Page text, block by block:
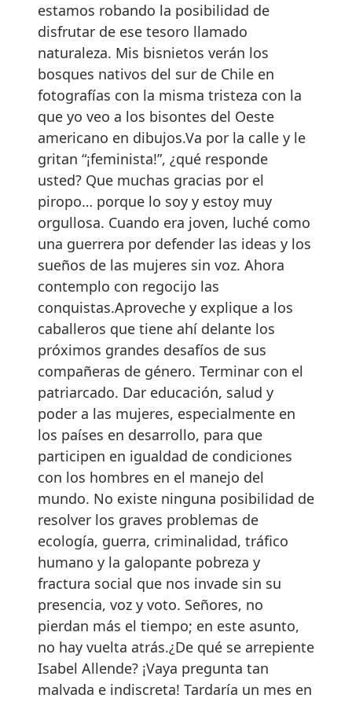
estamos robando la posibilidad de
disfrutar de ese tesoro llamado
naturaleza. Mis bisnietos verán los
bosques nativos del sur de Chile en
fotografías con la misma tristeza con la
que yo veo a los bisontes del Oeste
americano en dibujos.Va por la calle y le
gritan “¡feminista!”, ¿qué responde
usted? Que muchas gracias por el
piropo… porque lo soy y estoy muy
orgullosa. Cuando era joven, luché como
una guerrera por defender las ideas y los
sueños de las mujeres sin voz. Ahora
contemplo con regocijo las
conquistas.Aproveche y explique a los
caballeros que tiene ahí delante los
próximos grandes desafíos de sus
compañeras de género. Terminar con el
patriarcado. Dar educación, salud y
poder a las mujeres, especialmente en
los países en desarrollo, para que
participen en igualdad de condiciones
con los hombres en el manejo del
mundo. No existe ninguna posibilidad de
resolver los graves problemas de
ecología, guerra, criminalidad, tráfico
humano y la galopante pobreza y
fractura social que nos invade sin su
presencia, voz y voto. Señores, no
pierdan más el tiempo; en este asunto,
no hay vuelta atrás.¿De qué se arrepiente
Isabel Allende? ¡Vaya pregunta tan
malvada e indiscreta! Tardaría un mes en